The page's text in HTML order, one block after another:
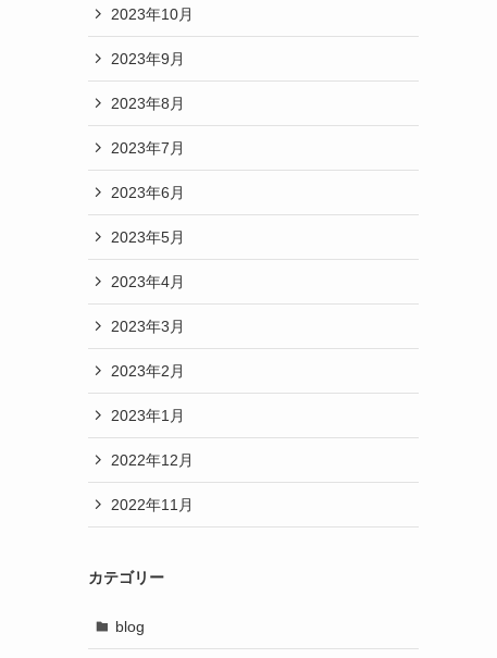
2023年10月
2023年9月
2023年8月
2023年7月
2023年6月
2023年5月
2023年4月
2023年3月
2023年2月
2023年1月
2022年12月
2022年11月
カテゴリー
blog